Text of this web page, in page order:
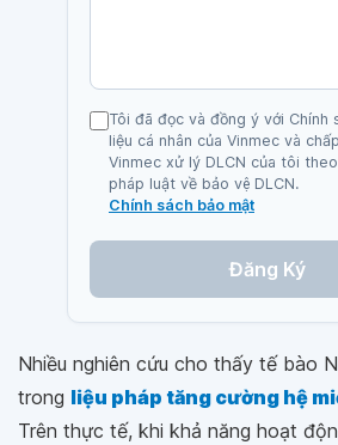
Tôi đã đọc và đồng ý với Chính
liệu cá nhân của Vinmec và
Vinmec xử lý DLCN của tôi
pháp luật về bảo vệ DLCN.
Chính sách bảo mật
Đăng Ký
Nhiều nghiên cứu cho thấy tế bào
trong liệu pháp tăng cường hệ
Trên thực tế, khi khả năng hoạt